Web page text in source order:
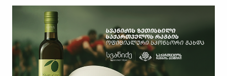
ოფიციალურად
„
სვანიძის